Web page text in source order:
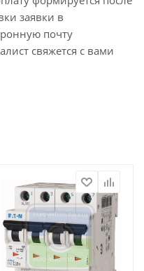
заявки в
почту
свяжется с вами